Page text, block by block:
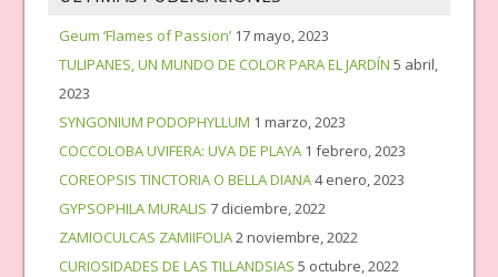
Geum ‘Flames of Passion’ 17 mayo, 2023
TULIPANES, UN MUNDO DE COLOR PARA EL JARDÍN 5 abril,
2023
SYNGONIUM PODOPHYLLUM 1 marzo, 2023
COCCOLOBA UVIFERA: UVA DE PLAYA 1 febrero, 2023
COREOPSIS TINCTORIA O BELLA DIANA4 enero, 2023
GYPSOPHILA MURALIS 7 diciembre, 2022
ZAMIOCULCAS ZAMIIFOLIA2 noviembre, 2022
CURIOSIDADES DE LAS TILLANDSIAS 5 octubre, 2022